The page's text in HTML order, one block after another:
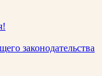
законодательства